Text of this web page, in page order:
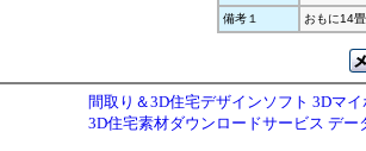
備考１
おもに14
間取り＆3D住宅デザインソフト 3Dマ
3D住宅素材ダウンロードサービス デー